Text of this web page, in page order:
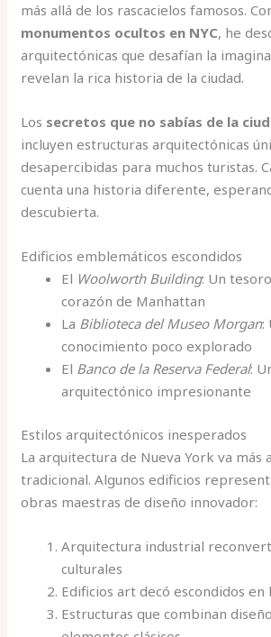
más allá de los rascacielos famosos.
monumentos ocultos en NYC, he
arquitectónicas que desafían la
revelan la rica historia de la ciudad.
Los secretos que no sabías de la
incluyen estructuras arquitectónicas
desapercibidas para muchos turistas.
cuenta una historia diferente,
descubierta.
Edificios emblemáticos escondidos
El Woolworth Building: Un
corazón de Manhattan
La Biblioteca del Museo Morgan:
conocimiento poco explorado
El Banco de la Reserva Federal:
arquitectónico impresionante
Estilos arquitectónicos inesperados
La arquitectura de Nueva York va más
tradicional. Algunos edificios
obras maestras de diseño innovador:
Arquitectura industrial
culturales
Edificios art decó escondidos
Estructuras que combinan